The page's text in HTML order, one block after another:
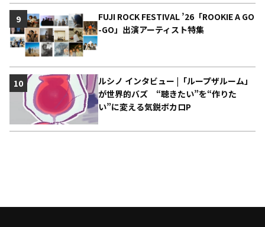
FUJI ROCK FESTIVAL ’26「ROOKIE A GO
-GO」出演アーティスト特集
9
ルシノ インタビュー |「ループザルーム」
が世界的バズ “聴きたい”を“作りた
い”に変える気鋭ボカロP
10